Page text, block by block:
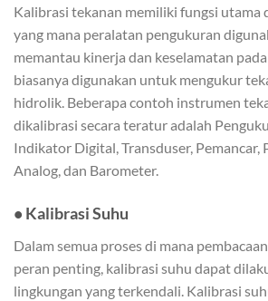
Kalibrasi tekanan memiliki fungsi utama
yang mana peralatan pengukuran
memantau kinerja dan keselamatan
biasanya digunakan untuk mengukur
hidrolik. Beberapa contoh instrumen
dikalibrasi secara teratur adalah
Indikator Digital, Transduser, Pemancar,
Analog, dan Barometer.
• Kalibrasi Suhu
Dalam semua proses di mana
peran penting, kalibrasi suhu dapat
lingkungan yang terkendali. Kalibrasi